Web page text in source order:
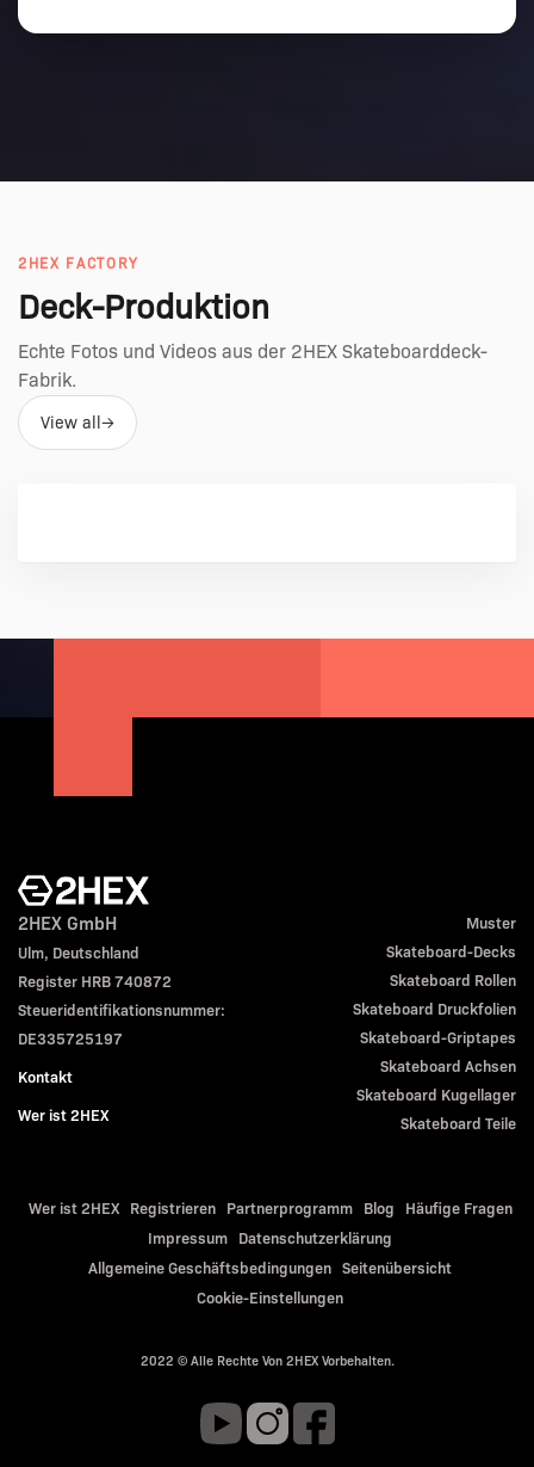
2HEX FACTORY
Deck-Produktion
Echte Fotos und Videos aus der 2HEX Skateboarddeck-
Fabrik.
View all→
2HEX GmbH
Ulm, Deutschland
Register HRB 740872
Steueridentifikationsnummer:
DE335725197
Kontakt
Wer ist 2HEX
Muster
Skateboard-Decks
Skateboard Rollen
Skateboard Druckfolien
Skateboard-Griptapes
Skateboard Achsen
Skateboard Kugellager
Skateboard Teile
Wer ist 2HEX Registrieren Partnerprogramm Blog
Häufige Fragen
Impressum
Datenschutzerklärung
Allgemeine Geschäftsbedingungen Seitenübersicht
Cookie-Einstellungen
2022 © Alle Rechte Von 2HEX Vorbehalten.